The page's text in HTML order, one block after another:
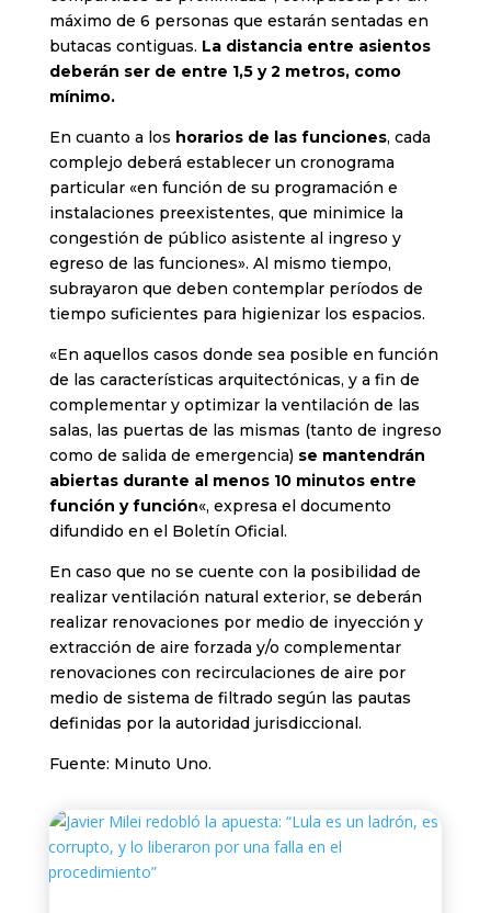
máximo de 6 personas que estarán sentadas en
butacas contiguas. La distancia entre asientos
deberán ser de entre 1,5 y 2 metros, como
mínimo.
En cuanto a los horarios de las funciones, cada
complejo deberá establecer un cronograma
particular «en función de su programación e
instalaciones preexistentes, que minimice la
congestión de público asistente al ingreso y
egreso de las funciones». Al mismo tiempo,
subrayaron que deben contemplar períodos de
tiempo suficientes para higienizar los espacios.
«En aquellos casos donde sea posible en función
de las características arquitectónicas, y a fin de
complementar y optimizar la ventilación de las
salas, las puertas de las mismas (tanto de ingreso
como de salida de emergencia) se mantendrán
abiertas durante al menos 10 minutos entre
función y función«, expresa el documento
difundido en el Boletín Oficial.
En caso que no se cuente con la posibilidad de
realizar ventilación natural exterior, se deberán
realizar renovaciones por medio de inyección y
extracción de aire forzada y/o complementar
renovaciones con recirculaciones de aire por
medio de sistema de filtrado según las pautas
definidas por la autoridad jurisdiccional.
Fuente: Minuto Uno.